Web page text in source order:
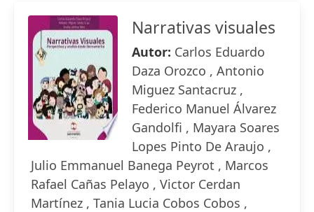
Narrativas visuales
Autor: Carlos Eduardo
Daza Orozco , Antonio
Miguez Santacruz ,
Federico Manuel Álvarez
Gandolfi , Mayara Soares
Lopes Pinto De Araujo ,
Julio Emmanuel Banega Peyrot , Marcos
Rafael Cañas Pelayo , Victor Cerdan
Martínez , Tania Lucia Cobos Cobos ,